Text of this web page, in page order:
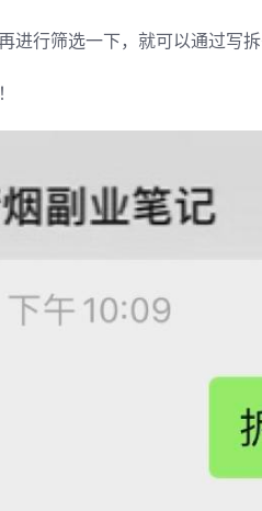
行筛选一下，就可以通过写拆